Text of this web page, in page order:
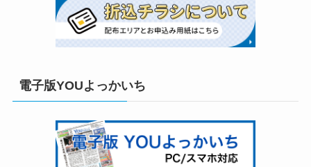
電子版YOUよっかいち